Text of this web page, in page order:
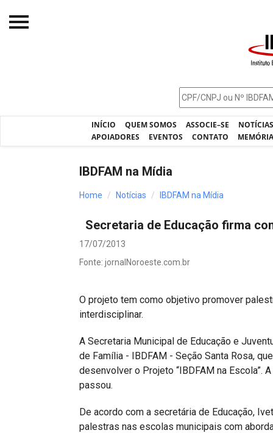
INÍCIO QUEM SOMOS ASSOCIE–SE
APOIADORES
EVENTOS CONTATO
Alienação Parental
Encontre um Escritório
IBDFAM Educacional
IBDFAM na Mídia
Home Notícias IBDFAM na Mídia
Secretaria de Educação firma
17/07/2013
Fonte: jornalNoroeste.com.br
O projeto tem como objetivo promover
interdisciplinar.
A Secretaria Municipal de Educação e
de Família - IBDFAM - Seção Santa Rosa,
desenvolver o Projeto “IBDFAM na Escola”.
passou.
De acordo com a secretária de Educação,
palestras nas escolas municipais com